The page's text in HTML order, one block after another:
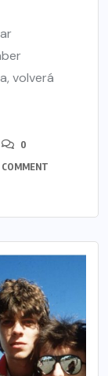
volverá
0
COMMENT